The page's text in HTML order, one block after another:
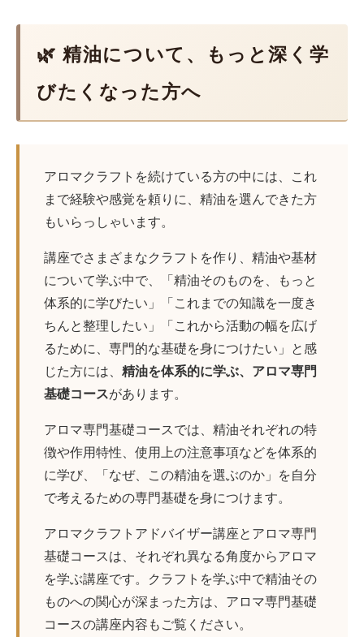
🌿 精油について、もっと深く学
びたくなった方へ
アロマクラフトを続けている方の中には、これ
まで経験や感覚を頼りに、精油を選んできた方
もいらっしゃいます。
講座でさまざまなクラフトを作り、精油や基材
について学ぶ中で、「精油そのものを、もっと
体系的に学びたい」「これまでの知識を一度き
ちんと整理したい」「これから活動の幅を広げ
るために、専門的な基礎を身につけたい」と感
じた方には、 精油を体系的に学ぶ、アロマ専門
基礎コースがあります。
アロマ専門基礎コースでは、精油それぞれの特
徴や作用特性、使用上の注意事項などを体系的
に学び、「なぜ、この精油を選ぶのか」を自分
で考えるための専門基礎を身につけます。
アロマクラフトアドバイザー講座とアロマ専門
基礎コースは、それぞれ異なる角度からアロマ
を学ぶ講座です。クラフトを学ぶ中で精油その
ものへの関心が深まった方は、アロマ専門基礎
コースの講座内容もご覧ください。